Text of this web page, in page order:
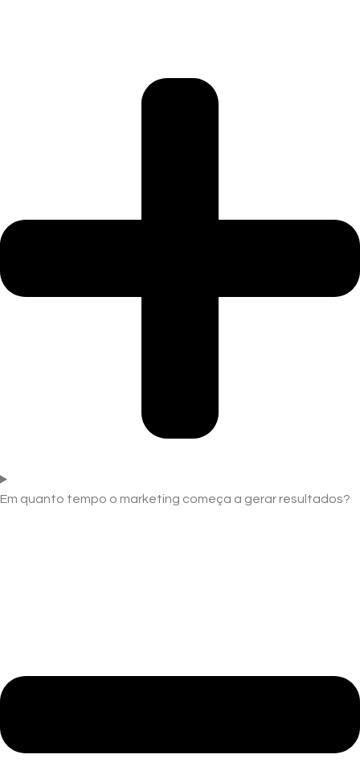
Em quanto tempo o marketing começa a gerar resultados?